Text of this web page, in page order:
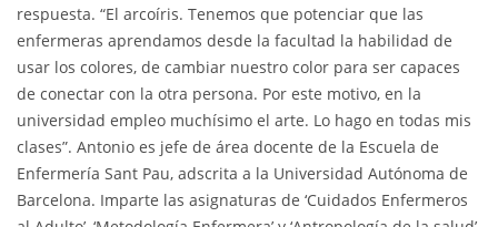
respuesta. “El arcoíris. Tenemos que potenciar que las
enfermeras aprendamos desde la facultad la habilidad de
usar los colores, de cambiar nuestro color para ser capaces
de conectar con la otra persona. Por este motivo, en la
universidad empleo muchísimo el arte. Lo hago en todas mis
clases”. Antonio es jefe de área docente de la Escuela de
Enfermería Sant Pau, adscrita a la Universidad Autónoma de
Barcelona. Imparte las asignaturas de ‘Cuidados Enfermeros